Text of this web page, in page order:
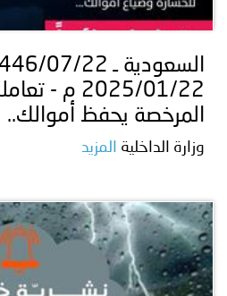
إنجازات
توعوية
الخدمات
الإلكترونية
وفيديو
مجلة
نحن
اتصل
بنا
2025/01/22
المرخصة يحفظ أموالك..
وزارة الداخلية المزيد